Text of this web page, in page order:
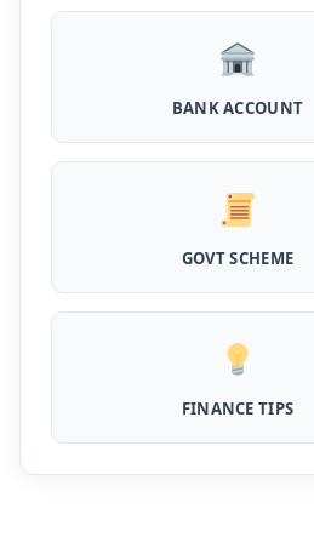
PM Dhan Dhanya Kirshi
किसान साथी PM धन धान्य कृषि
5 लाख तक लोन, सिर्फ 4% लगेगा ब्याज
PMEGP Loan Online Apply:
करने के लिए आप भी इस योजना से ले
PM Matru Vandana Yojana:
को इस सरकारी स्कीम से मिलते है
सकते है 5 लाख तक का लोन, लगता है
LIC Kanyadan Policy
इस स्कीम में जमा करे 121 रूपए तो
BANK ACCOUNT
GOVT SCHEME
FINANCE TIPS